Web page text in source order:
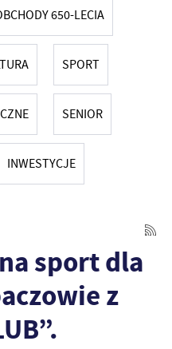
650-LECIA
SPORT
SENIOR
INWESTYCJE
sport dla
z